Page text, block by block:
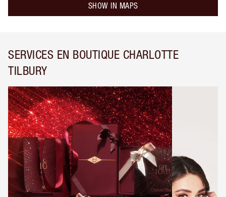
SHOW IN MAPS
SERVICES EN BOUTIQUE CHARLOTTE
TILBURY